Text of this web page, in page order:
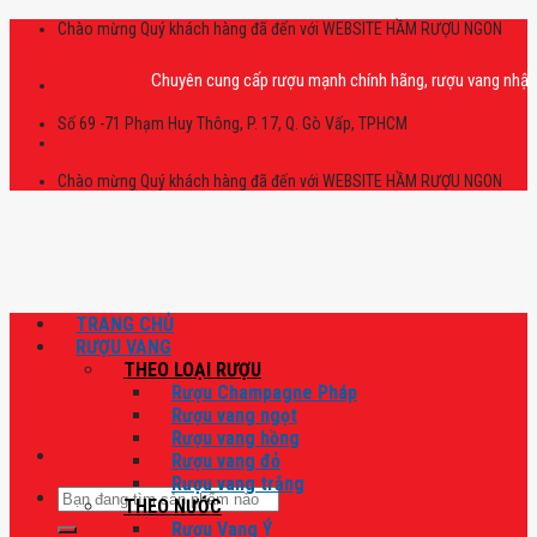
Skip
Chào mừng Quý khách hàng đã đến với WEBSITE HẦM RƯỢU NGON
Chuyên cung cấp rượu mạnh chính hãng, rượu vang nhập
Số 69 -71 Phạm Huy Thông, P. 17, Q. Gò Vấp, TPHCM
Chào mừng Quý khách hàng đã đến với WEBSITE HẦM RƯỢU NGON
Tìm
kiếm:
TRANG CHỦ
RƯỢU VANG
THEO LOẠI RƯỢU
Rượu Champagne Pháp
Rượu vang ngọt
Rượu vang hồng
Rượu vang đỏ
Rượu vang trắng
THEO NƯỚC
Rượu Vang Ý